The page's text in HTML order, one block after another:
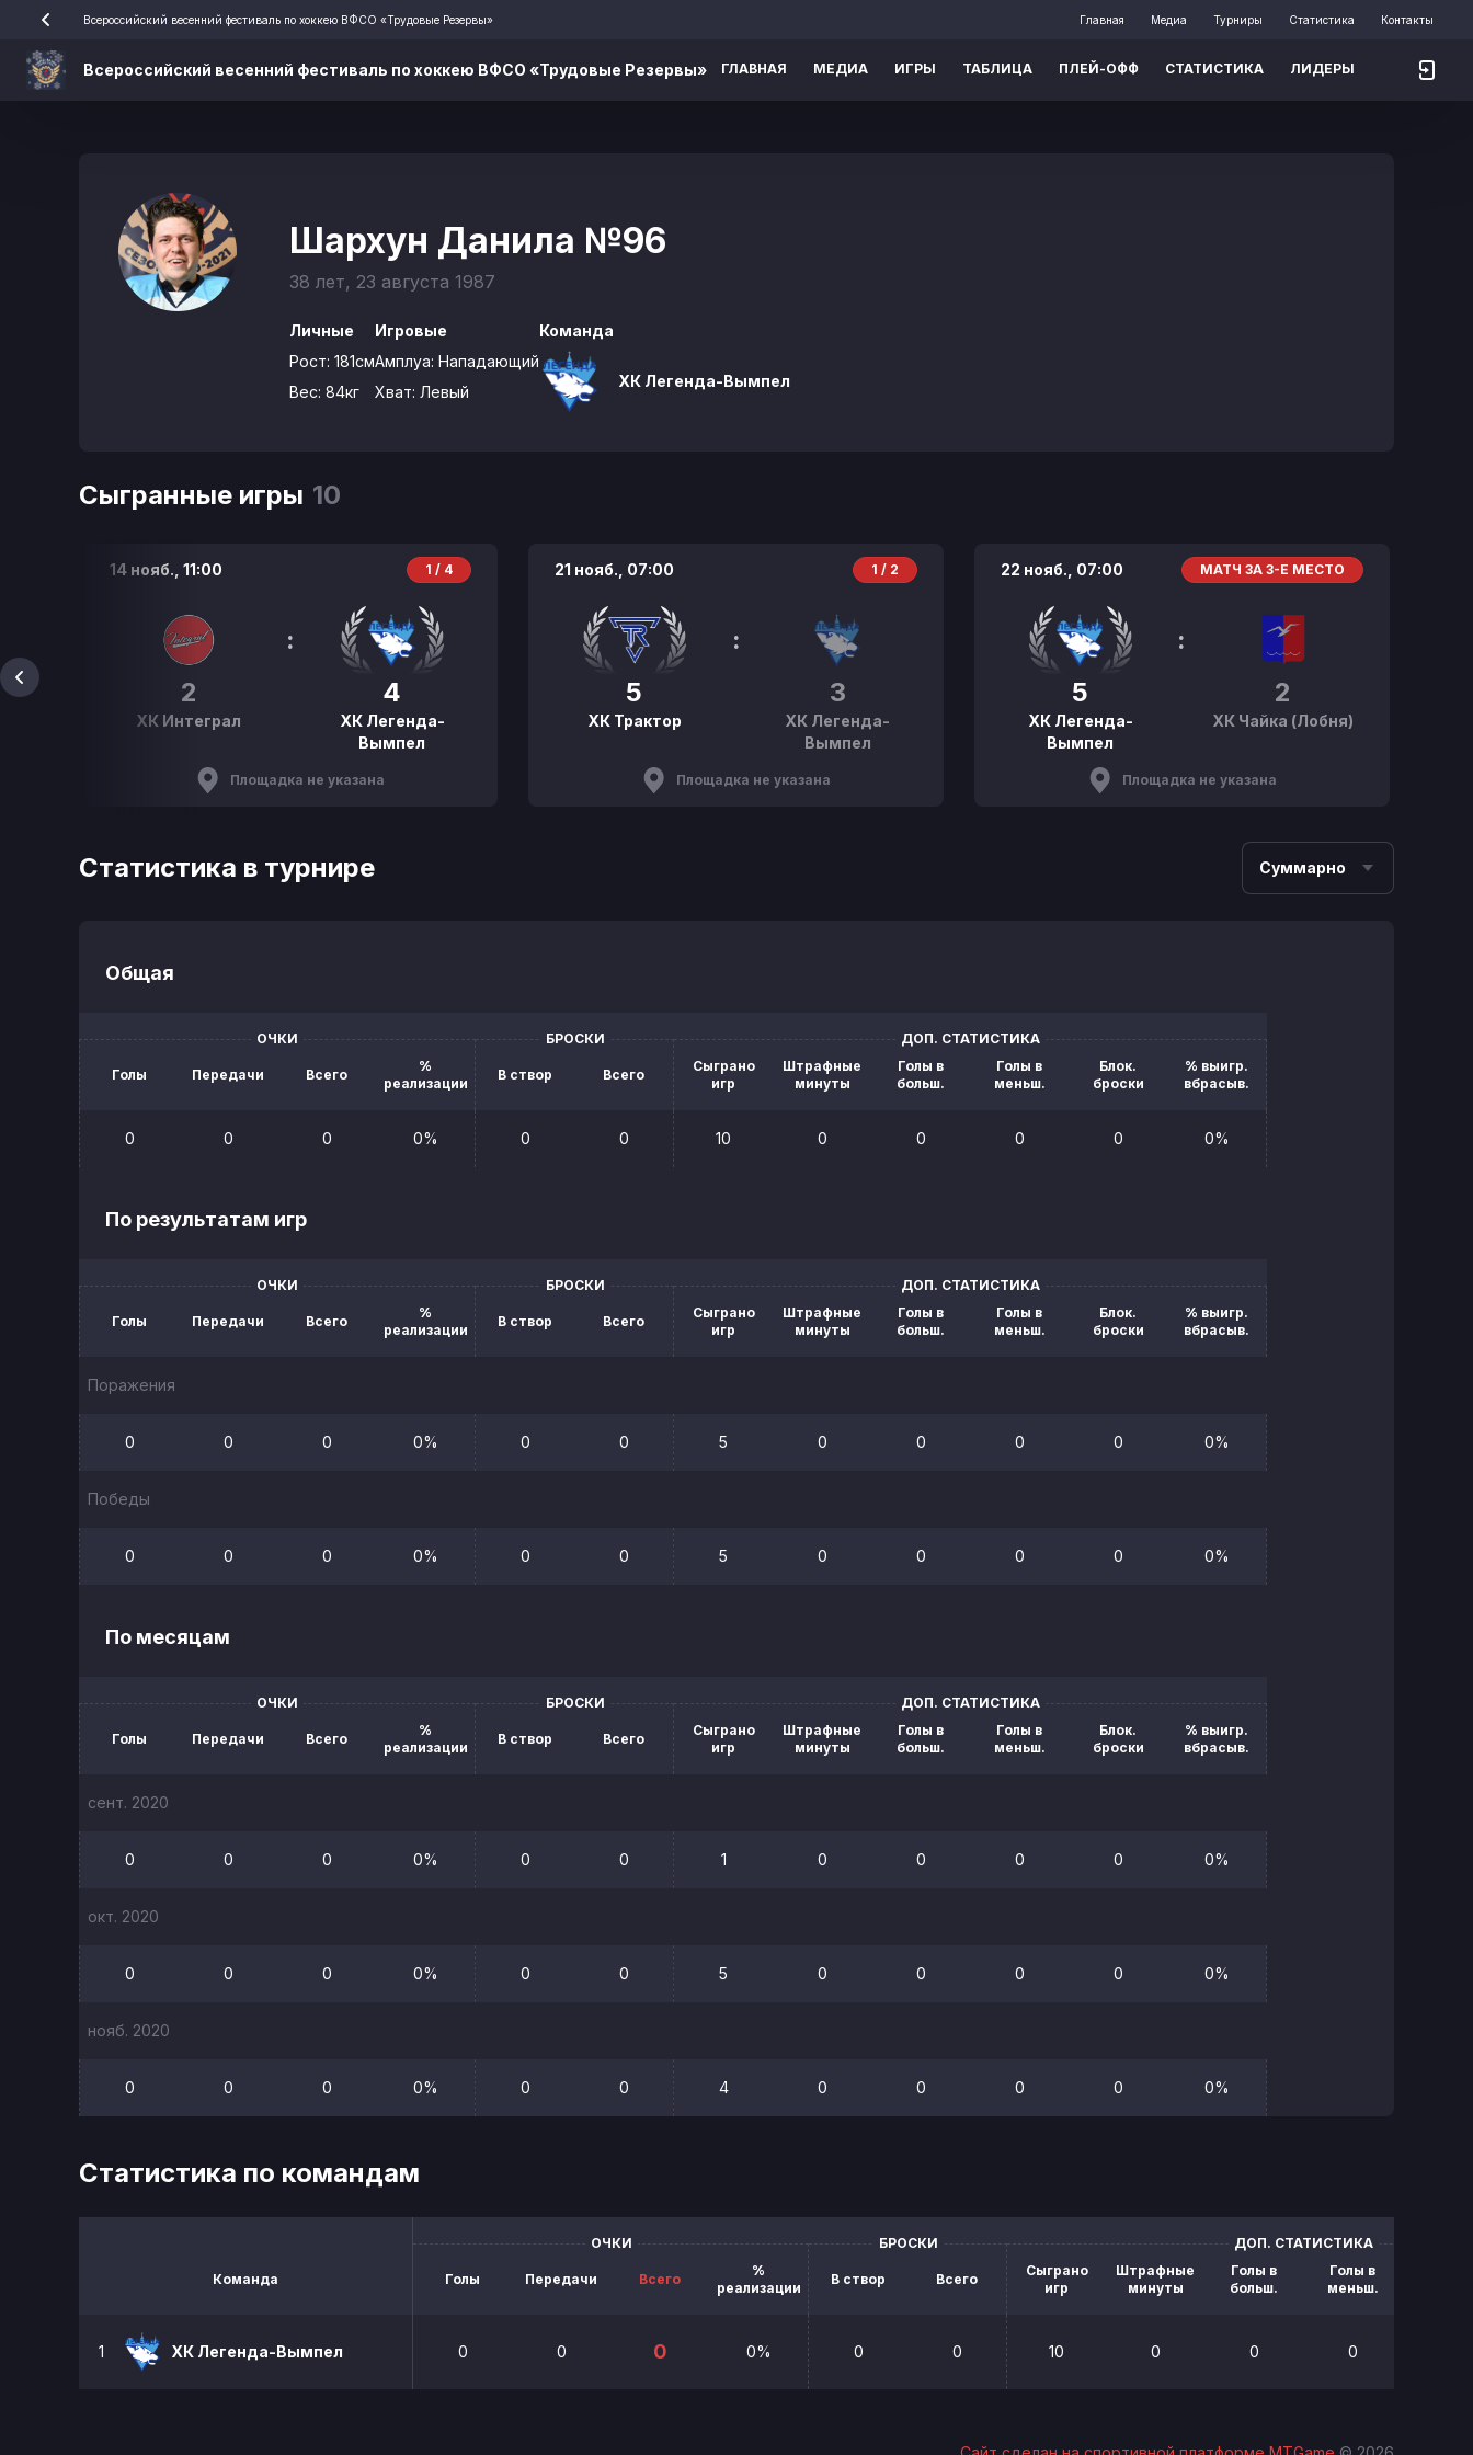
Всероссийский весенний фестиваль по хоккею ВФСО «Трудовые Резервы» Главная Медиа Турниры Статистика Контакты
Всероссийский весенний фестиваль по хоккею ВФСО «Трудовые Резервы» ГЛАВНАЯ МЕДИА ИГРЫ ТАБЛИЦА ПЛЕЙ-ОФФ СТАТИСТИКА ЛИДЕРЫ
Шархун Данила №96
38 лет, 23 августа 1987
Личные
Рост: 181см
Вес: 84кг
Игровые
Амплуа: Нападающий
Хват: Левый
Команда
ХК Легенда-Вымпел
Сыгранные игры 10
14 нояб., 11:00 1 / 4
2
ХК Интеграл
:
4
ХК Легенда-
Вымпел
Площадка не указана
21 нояб., 07:00 1 / 2
5
ХК Трактор
:
3
ХК Легенда-
Вымпел
Площадка не указана
22 нояб., 07:00 МАТЧ ЗА 3-Е МЕСТО
5
ХК Легенда-
Вымпел
:
2
ХК Чайка (Лобня)
Площадка не указана
Статистика в турнире Суммарно
Общая
ОЧКИ
Голы Передачи Всего
%
реализации
БРОСКИ
В створ Всего
ДОП. СТАТИСТИКА
Сыграно
игр
Штрафные
минуты
Голы в
больш.
Голы в
меньш.
Блок.
броски
% выигр.
вбрасыв.
0 0 0 0% 0 0 10 0 0 0 0 0%
По результатам игр
ОЧКИ
Голы Передачи Всего
%
реализации
БРОСКИ
В створ Всего
ДОП. СТАТИСТИКА
Сыграно
игр
Штрафные
минуты
Голы в
больш.
Голы в
меньш.
Блок.
броски
% выигр.
вбрасыв.
Поражения
0 0 0 0% 0 0 5 0 0 0 0 0%
Победы
0 0 0 0% 0 0 5 0 0 0 0 0%
По месяцам
ОЧКИ
Голы Передачи Всего
%
реализации
БРОСКИ
В створ Всего
ДОП. СТАТИСТИКА
Сыграно
игр
Штрафные
минуты
Голы в
больш.
Голы в
меньш.
Блок.
броски
% выигр.
вбрасыв.
сент. 2020
0 0 0 0% 0 0 1 0 0 0 0 0%
окт. 2020
0 0 0 0% 0 0 5 0 0 0 0 0%
нояб. 2020
0 0 0 0% 0 0 4 0 0 0 0 0%
Статистика по командам
Команда
ОЧКИ
Голы Передачи Всего
%
реализации
БРОСКИ
В створ Всего
ДОП. СТАТИСТИКА
Сыграно
игр
Штрафные
минуты
Голы в
больш.
Голы в
меньш.
1 ХК Легенда-Вымпел 0 0 0 0% 0 0 10 0 0 0